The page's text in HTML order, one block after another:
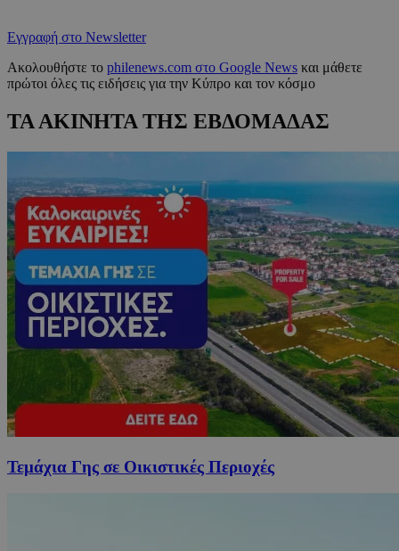
Εγγραφή στο Newsletter
Ακολουθήστε το philenews.com στο Google News και μάθετε
πρώτοι όλες τις ειδήσεις για την Κύπρο και τον κόσμο
ΤΑ ΑΚΙΝΗΤΑ ΤΗΣ ΕΒΔΟΜΑΔΑΣ
Τεμάχια Γης σε Οικιστικές Περιοχές